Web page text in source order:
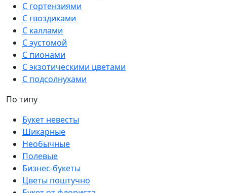
С гортензиями
С гвоздиками
С каллами
С эустомой
С пионами
С экзотическими цветами
С подсолнухами
По типу
Букет невесты
Шикарные
Необычные
Полевые
Бизнес-букеты
Цветы поштучно